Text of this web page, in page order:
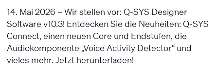
14. Mai 2026 – Wir stellen vor: Q-SYS Designer
Software v10.3! Entdecken Sie die Neuheiten: Q-SYS
Connect, einen neuen Core und Endstufen, die
Audiokomponente „Voice Activity Detector“ und
vieles mehr. Jetzt herunterladen!